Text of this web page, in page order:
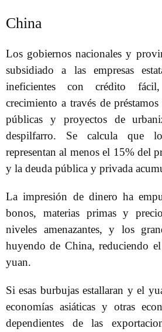
China
Los gobiernos nacionales y
subsidiado a las empresas
ineficientes con crédito
crecimiento a través de
públicas y proyectos de
despilfarro. Se calcula que
representan al menos el 15% del
y la deuda pública y privada
La impresión de dinero ha
bonos, materias primas y
niveles amenazantes, y los
huyendo de China, reduciendo
yuan.
Si esas burbujas estallaran y el
economías asiáticas y otras
dependientes de las